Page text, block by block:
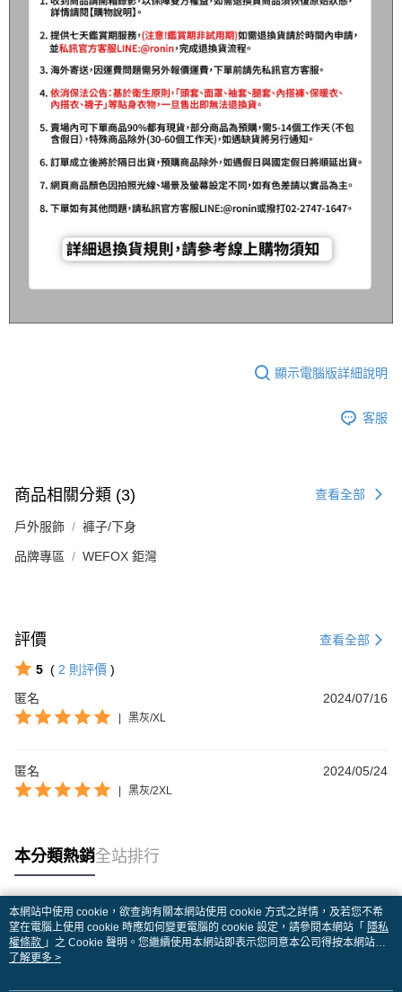
顯示電腦版詳細說明
客服
商品相關分類 (3) 查看全部
戶外服飾 褲子/下身
品牌專區 WEFOX 鉅灣
評價 查看全部
5 ( 2 則評價 )
匿名
2024/07/16
黑灰/XL
匿名 2024/05/24
黑灰/2XL
本分類熱銷全站排行
熱門標籤
本網站中使用 cookie，欲查詢有關本網站使用 cookie 方式之詳情，及若您不希
望在電腦上使用 cookie 時應如何變更電腦的 cookie 設定，請參閱本網站「 隱私
權條款 」之 Cookie 聲明。您繼續使用本網站即表示您同意本公司得按本網站使
用條款之 Cookie 聲明使用 cookie。
了解更多 >